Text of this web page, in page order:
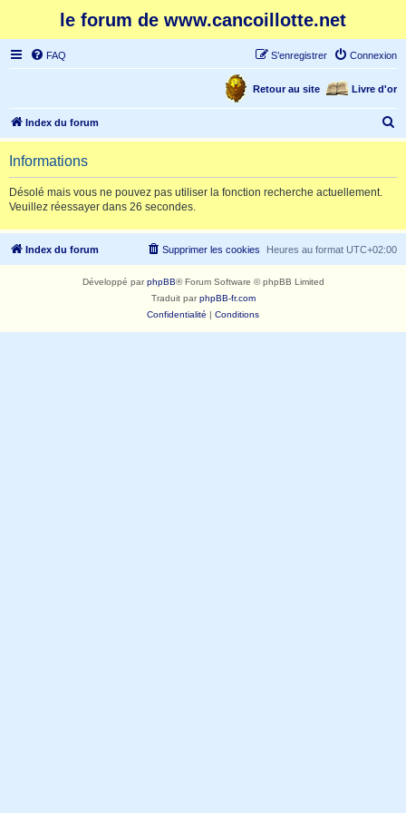
le forum de www.cancoillotte.net
FAQ Connexion
S’enregistrer
Livre d'or
Retour au site
Index du forum
e
r
c
Informations
Désolé mais vous ne pouvez pas utiliser la fonction recherche actuellement.
Veuillez réessayer dans 26 secondes.
Index du forum Heures au format UTC+02:00
Supprimer les cookies
Développé parphpBB® Forum Software © phpBB Limited
Traduit parphpBB-fr.com
Confidentialité | Conditions